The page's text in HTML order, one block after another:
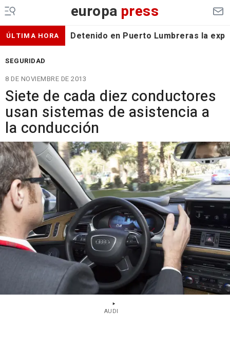
europa press
ÚLTIMA HORA Detenido en Puerto Lumbreras la
SEGURIDAD
8 DE NOVIEMBRE DE 2013
Siete de cada diez conductores
usan sistemas de asistencia a
la conducción
AUDI